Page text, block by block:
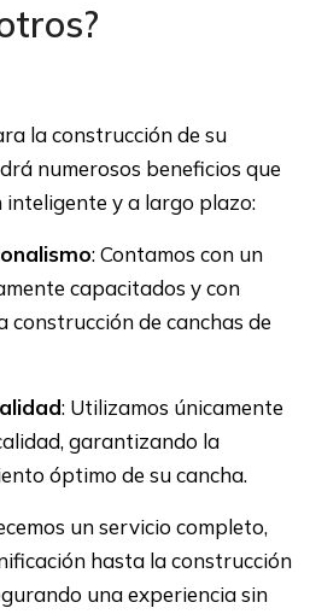
la construcción de su
numerosos beneficios que
y a largo plazo:
: Contamos con un
capacitados y con
construcción de canchas de
: Utilizamos únicamente
garantizando la
óptimo de su cancha.
un servicio completo,
hasta la construcción
una experiencia sin